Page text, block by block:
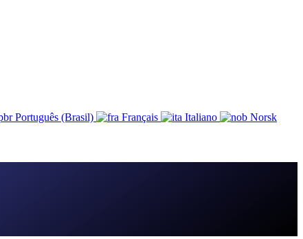
Português (Brasil) Français Italiano
Norsk